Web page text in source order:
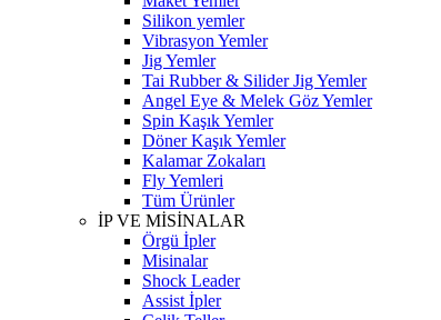
Silikon yemler
Vibrasyon Yemler
Jig Yemler
Tai Rubber & Silider Jig Yemler
Angel Eye & Melek Göz Yemler
Spin Kaşık Yemler
Döner Kaşık Yemler
Kalamar Zokaları
Fly Yemleri
Tüm Ürünler
İP VE MİSİNALAR
Örgü İpler
Misinalar
Shock Leader
Assist İpler